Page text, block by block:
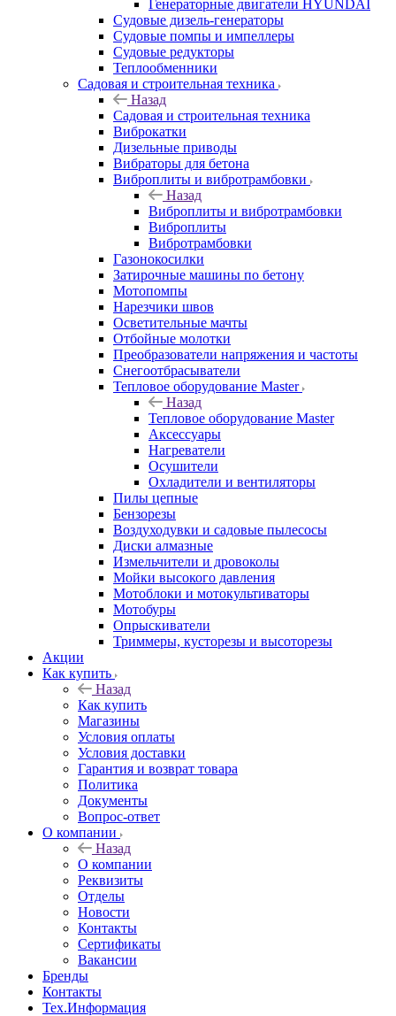
Генераторные двигатели HYUNDAI
Судовые дизель-генераторы
Судовые помпы и импеллеры
Судовые редукторы
Теплообменники
Садовая и строительная техника
Назад
Садовая и строительная техника
Виброкатки
Дизельные приводы
Вибраторы для бетона
Виброплиты и вибротрамбовки
Назад
Виброплиты и вибротрамбовки
Виброплиты
Вибротрамбовки
Газонокосилки
Затирочные машины по бетону
Мотопомпы
Нарезчики швов
Осветительные мачты
Отбойные молотки
Преобразователи напряжения и частоты
Снегоотбрасыватели
Тепловое оборудование Master
Назад
Тепловое оборудование Master
Аксессуары
Нагреватели
Осушители
Охладители и вентиляторы
Пилы цепные
Бензорезы
Воздуходувки и садовые пылесосы
Диски алмазные
Измельчители и дровоколы
Мойки высокого давления
Мотоблоки и мотокультиваторы
Мотобуры
Опрыскиватели
Триммеры, кусторезы и высоторезы
Акции
Как купить
Назад
Как купить
Магазины
Условия оплаты
Условия доставки
Гарантия и возврат товара
Политика
Документы
Вопрос-ответ
О компании
Назад
О компании
Реквизиты
Отделы
Новости
Контакты
Сертификаты
Вакансии
Бренды
Контакты
Тех.Информация